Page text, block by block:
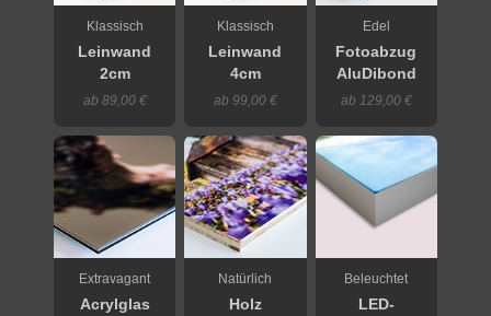
Klassisch
Leinwand
2cm
ab 89,00 €
Klassisch
Leinwand
4cm
ab 99,00 €
Edel
Fotoabzug
AluDibond
ab 129,00 €
Extravagant
Acrylglas
Natürlich
Holz
Beleuchtet
LED-